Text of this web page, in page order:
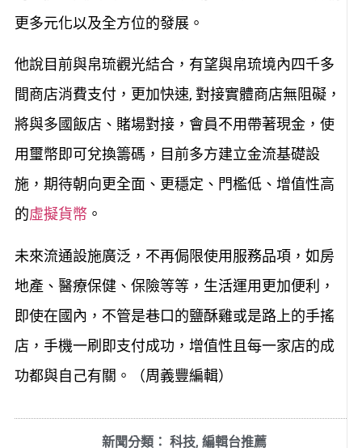
更多元化以及全方位的發展。
他說目前與帛琉觀光結合，有望與帛琉境內四千多
間商店消費支付，更加快速, 對接實體商店無阻礙，
將與多國飯店、賭場對接，會員不用帶著現金，使
用璽幣即可兌換籌碼，目前多方建立金流基礎設
施，期待朝向更全面、更穩定、門檻低、增值性高
的虛擬貨幣。
未來流通設施廣泛，不再侷限使用服務品項，如房
地產、醫療保健、保險等等，生活運用更加便利，
即使在國內，不管是巷口的鹽酥雞或是路上的手搖
店，手機一刷即支付成功，增值性且每一家店的成
功都與自己有關。（周義豐編輯）
新聞分類： 科技, 編輯台推薦